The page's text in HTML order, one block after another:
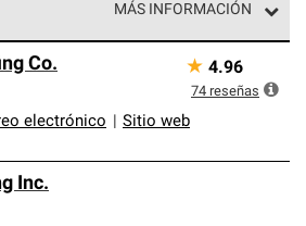
MÁS INFORMACIÓN
de profesionales de techos
estándares y requisitos estrictos
confiabilidad.
Co.
electrónico Sitio web
★ 4.96
74 reseñas
Inc.